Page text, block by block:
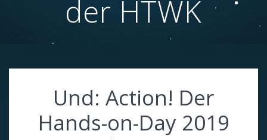
der HTWK
Und: Action! Der
Hands-on-Day 2019